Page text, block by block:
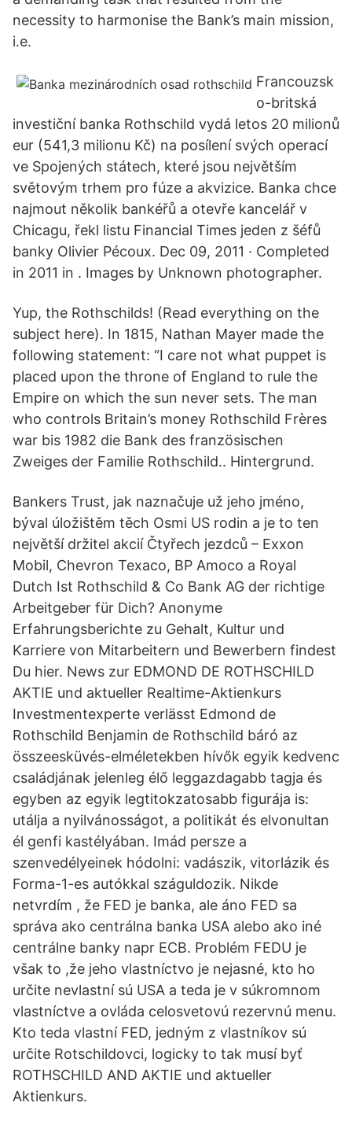
necessity to harmonise the Bank’s main mission,
i.e.
Francouzsk
o-britská
investiční banka Rothschild vydá letos 20 milionů
eur (541,3 milionu Kč) na posílení svých operací
ve Spojených státech, které jsou největším
světovým trhem pro fúze a akvizice. Banka chce
najmout několik bankéřů a otevře kancelář v
Chicagu, řekl listu Financial Times jeden z šéfů
banky Olivier Pécoux. Dec 09, 2011 · Completed
in 2011 in . Images by Unknown photographer.
Yup, the Rothschilds! (Read everything on the
subject here). In 1815, Nathan Mayer made the
following statement: “I care not what puppet is
placed upon the throne of England to rule the
Empire on which the sun never sets. The man
who controls Britain’s money Rothschild Frères
war bis 1982 die Bank des französischen
Zweiges der Familie Rothschild.. Hintergrund.
Bankers Trust, jak naznačuje už jeho jméno,
býval úložištěm těch Osmi US rodin a je to ten
největší držitel akcií Čtyřech jezdců – Exxon
Mobil, Chevron Texaco, BP Amoco a Royal
Dutch Ist Rothschild & Co Bank AG der richtige
Arbeitgeber für Dich? Anonyme
Erfahrungsberichte zu Gehalt, Kultur und
Karriere von Mitarbeitern und Bewerbern findest
Du hier. News zur EDMOND DE ROTHSCHILD
AKTIE und aktueller Realtime-Aktienkurs
Investmentexperte verlässt Edmond de
Rothschild Benjamin de Rothschild báró az
összeesküvés-elméletekben hívők egyik kedvenc
családjának jelenleg élő leggazdagabb tagja és
egyben az egyik legtitokzatosabb figurája is:
utálja a nyilvánosságot, a politikát és elvonultan
él genfi kastélyában. Imád persze a
szenvedélyeinek hódolni: vadászik, vitorlázik és
Forma-1-es autókkal száguldozik. Nikde
netvrdím , že FED je banka, ale áno FED sa
správa ako centrálna banka USA alebo ako iné
centrálne banky napr ECB. Problém FEDU je
však to ,že jeho vlastníctvo je nejasné, kto ho
určite nevlastní sú USA a teda je v súkromnom
vlastníctve a ovláda celosvetovú rezervnú menu.
Kto teda vlastní FED, jedným z vlastníkov sú
určite Rotschildovci, logicky to tak musí byť
ROTHSCHILD AND AKTIE und aktueller
Aktienkurs.